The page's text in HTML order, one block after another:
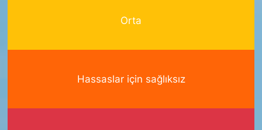
Orta
Hassaslar için sağlıksız